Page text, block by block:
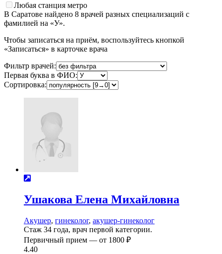
Любая станция метро
В Саратове найдено 8 врачей разных специализаций с
фамилией на «У».
Чтобы записаться на приём, воспользуйтесь кнопкой
«Записаться» в карточке врача
Фильтр врачей:
Первая буква в ФИО:
Сортировка:
Ушакова Елена Михайловна
Акушер, гинеколог, акушер-гинеколог
Стаж 34 года, врач первой категории.
Первичный прием — от 1800 ₽
4.40